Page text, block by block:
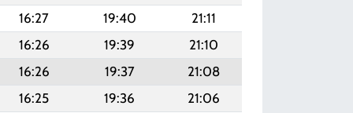
16:27
19:40
21:11
16:26
19:39
21:10
16:26
19:37
21:08
16:25
19:36 21:06